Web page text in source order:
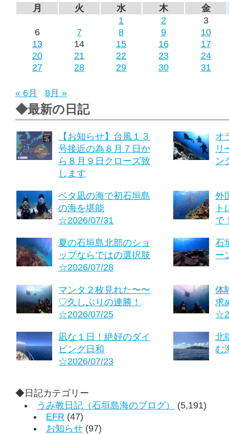
月 火 水 木
金
1
2
3
6
7 8 9
10
13
14 15 16
17
20
21 22 23
24
27
28 29 30 31
« 6月 8月 »
◆最新の日記
【お知らせ】台風１３
号接近の為８月７日か
ら８月９日クローズ致
します
オ
リ
ン
ベタ凪の海で初石垣島
の海を堪能
☆2026/07/31
外
ト
で
夏の石垣島北部のショ
ップならではの選択肢
☆2026/07/28
石
ー
マンタ２枚見れた〜〜
♡久しぶりの連勝！
☆2026/07/25
体
求
凪な１日！絶好のダイ
ビング日和
☆2026/07/23
北
む
◆日記カテゴリー
うみ教日記（石垣島海のブログ）
(5,191)
EFR (47)
お知らせ (97)